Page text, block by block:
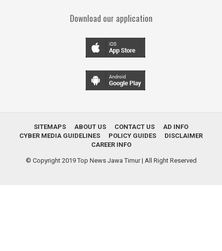
Download our application
SITEMAPS ABOUT US CONTACT US
AD INFO
CYBER MEDIA GUIDELINES
POLICY GUIDES
DISCLAIMER
CAREER INFO
© Copyright 2019Top News Jawa Timur| All Right Reserved